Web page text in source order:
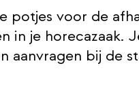
potjes voor de
in je horecazaak.
aanvragen bij de